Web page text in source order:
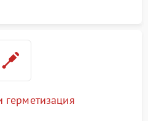
герметизация